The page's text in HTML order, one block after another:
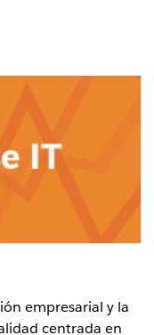
empresarial y la
centrada en